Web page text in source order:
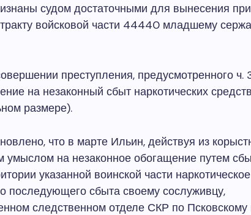
судом достаточными для вынесения
войсковой части 44440 младшему
преступления, предусмотренного ч.
на незаконный сбыт наркотических
размере).
что в марте Ильин, действуя из
умыслом на незаконное обогащение путем
указанной воинской части
последующего сбыта своему сослуживцу,
следственном отделе СКР по Псковскому